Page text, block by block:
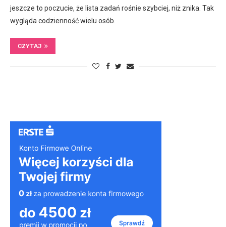
jeszcze to poczucie, że lista zadań rośnie szybciej, niż znika. Tak
wygląda codzienność wielu osób.
CZYTAJ